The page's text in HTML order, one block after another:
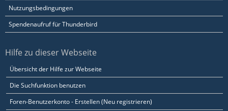
Nutzungsbedingungen
Spendenaufruf für Thunderbird
Hilfe zu dieser Webseite
Übersicht der Hilfe zur Webseite
Die Suchfunktion benutzen
Foren-Benutzerkonto - Erstellen (Neu registrieren)